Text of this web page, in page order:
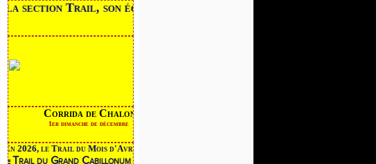
la section Trail, son école, ses traces
Corrida de Chalon
1er dimanche de décembre
En 2026, le Trail du Mois d'Avril devient
le Trail du Grand Cabillonum